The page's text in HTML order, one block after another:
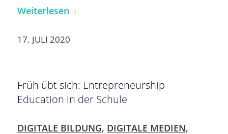
Weiterlesen
17. JULI 2020
Früh übt sich: Entrepreneurship
Education in der Schule
DIGITALE BILDUNG, DIGITALE MEDIEN,